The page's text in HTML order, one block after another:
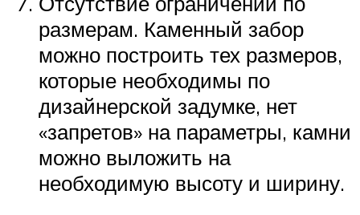
размерам. Каменный забор
можно построить тех размеров,
которые необходимы по
дизайнерской задумке, нет
«запретов» на параметры, камни
можно выложить на
необходимую высоту и ширину.